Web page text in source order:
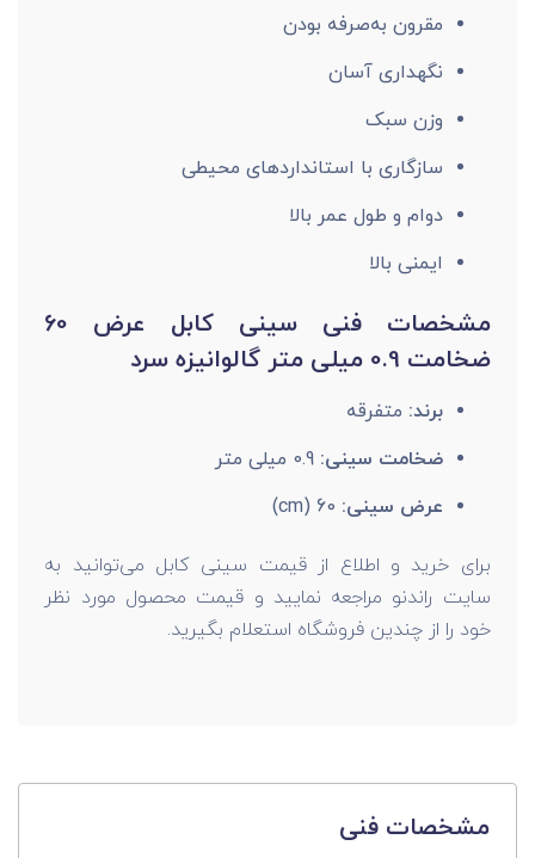
مقرون به‌صرفه بودن
نگهداری آسان
وزن سبک
سازگاری با استاندارد‌های محیطی
دوام و طول عمر بالا
ایمنی بالا
مشخصات فنی سینی کابل عرض 60
ضخامت 0.9 میلی متر گالوانیزه سرد
برند: متفرقه
ضخامت سینی: 0.9 میلی متر
عرض سینی:
برای خرید و اطلاع از قیمت سینی کابل می‌توانید به
سایت راندنو مراجعه نمایید و قیمت محصول مورد نظر
خود را از چندین فروشگاه استعلام بگیرید.
مشخصات فنی